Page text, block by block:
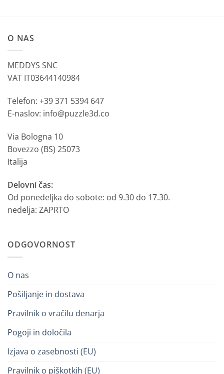
O NAS
MEDDYS SNC
VAT IT03644140984
Telefon: +39 371 5394 647
E-naslov: info@puzzle3d.co
Via Bologna 10
Bovezzo (BS) 25073
Italija
Delovni čas:
Od ponedeljka do sobote: od 9.30 do 17.30.
nedelja: ZAPRTO
ODGOVORNOST
O nas
Pošiljanje in dostava
Pravilnik o vračilu denarja
Pogoji in določila
Izjava o zasebnosti (EU)
Pravilnik o piškotkih (EU)